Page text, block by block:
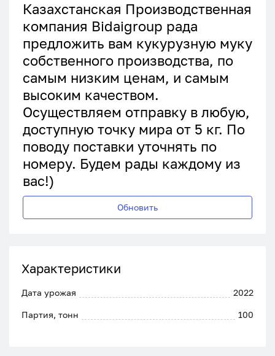
Казахстанская Производственная
компания Bidaigroup рада
предложить вам кукурузную муку
собственного производства, по
самым низким ценам, и самым
высоким качеством.
Осуществляем отправку в любую,
доступную точку мира от 5 кг. По
поводу поставки уточнять по
номеру. Будем рады каждому из
вас!)
Обновить
Характеристики
Дата урожая 2022
Партия, тонн 100